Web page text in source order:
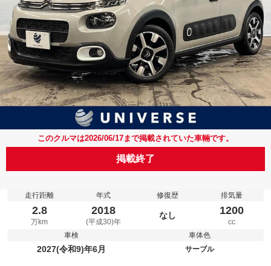
このクルマは2026/06/17まで掲載されていた車輛です。
掲載終了
走行距離
2.8
万km
年式
2018
(平成30)年
修復歴
なし
排気量
1200
cc
車検
2027(令和9)年6月
車体色
サーブル